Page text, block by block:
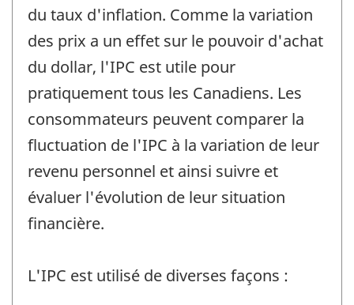
du taux d'inflation. Comme la variation
des prix a un effet sur le pouvoir d'achat
du dollar, l'IPC est utile pour
pratiquement tous les Canadiens. Les
consommateurs peuvent comparer la
fluctuation de l'IPC à la variation de leur
revenu personnel et ainsi suivre et
évaluer l'évolution de leur situation
financière.
L'IPC est utilisé de diverses façons :